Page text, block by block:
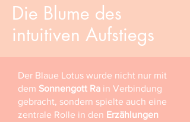
Die Blume des
intuitiven Aufstiegs
Der Blaue Lotus wurde nicht nur mit
dem Sonnengott Ra in Verbindung
gebracht, sondern spielte auch eine
zentrale Rolle in den Erzählungen